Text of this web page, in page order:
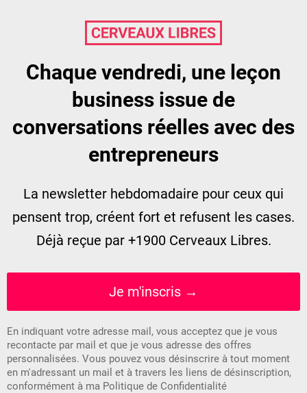
Chaque vendredi, une leçon
business issue de
conversations réelles avec des
entrepreneurs
La newsletter hebdomadaire pour ceux qui
pensent trop, créent fort et refusent les cases.
Déjà reçue par +1900 Cerveaux Libres.
Je m'inscris →
En indiquant votre adresse mail, vous acceptez que je vous
recontacte par mail et que je vous adresse des offres
personnalisées. Vous pouvez vous désinscrire à tout moment
en m'adressant un mail et à travers les liens de désinscription,
conformément à ma Politique de Confidentialité